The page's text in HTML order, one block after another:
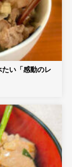
い「感動のレ